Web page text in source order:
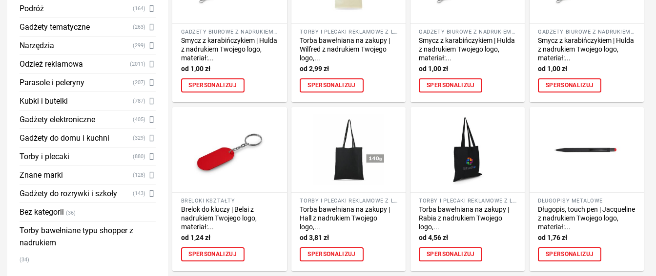
Podróż (164)
Gadżety tematyczne (263)
Narzędzia (299)
Odzież reklamowa (2011)
Parasole i peleryny (207)
Kubki i butelki (787)
Gadżety elektroniczne (405)
Gadżety do domu i kuchni (329)
Torby i plecaki (880)
Znane marki (128)
Gadżety do rozrywki i szkoły (143)
Bez kategorii (36)
Torby bawełniane typu shopper z
nadrukiem
(34)
GADŻETY BIUROWE Z NADRUKIEM LOGO FIRMY
Smycz z karabińczykiem | Hulda
z nadrukiem Twojego logo,
materiał:...
1,00zł
SPERSONALIZUJ
TORBY I PLECAKI REKLAMOWE Z LOGO FIRMY
Torba bawełniana na zakupy |
Wilfred z nadrukiem Twojego
logo,...
2,99zł
SPERSONALIZUJ
GADŻETY BIUROWE Z NADRUKIEM LOGO FIRMY
Smycz z karabińczykiem | Hulda
z nadrukiem Twojego logo,
materiał:...
1,00zł
SPERSONALIZUJ
GADŻETY BIUROWE Z NADRUKIEM LOGO FIRMY
Smycz z karabińczykiem | Hulda
z nadrukiem Twojego logo,
materiał:...
1,00zł
SPERSONALIZUJ
BRELOKI KSZTAŁTY
Brelok do kluczy | Belai z
nadrukiem Twojego logo,
materiał:...
1,24zł
SPERSONALIZUJ
TORBY I PLECAKI REKLAMOWE Z LOGO FIRMY
Torba bawełniana na zakupy |
Hall z nadrukiem Twojego
logo,...
3,81zł
SPERSONALIZUJ
TORBY I PLECAKI REKLAMOWE Z LOGO FIRMY
Torba bawełniana na zakupy |
Rabia z nadrukiem Twojego
logo,...
4,56zł
SPERSONALIZUJ
DŁUGOPISY METALOWE
Długopis, touch pen | Jacqueline
z nadrukiem Twojego logo,
materiał:...
1,76zł
SPERSONALIZUJ